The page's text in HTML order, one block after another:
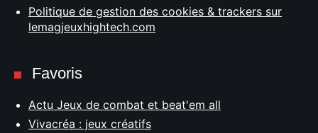
Politique de gestion des cookies & trackers sur
lemagjeuxhightech.com
Favoris
Actu Jeux de combat et beat'em all
Vivacréa : jeux créatifs